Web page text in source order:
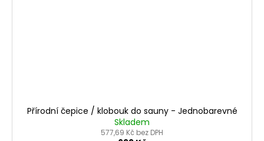
Přírodní čepice / klobouk do sauny - Jednobarevné
Skladem
577,69 Kč bez DPH